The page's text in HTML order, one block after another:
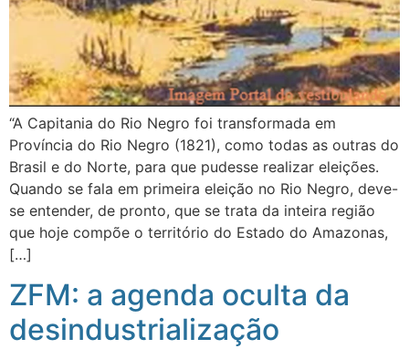
“A Capitania do Rio Negro foi transformada em
Província do Rio Negro (1821), como todas as outras do
Brasil e do Norte, para que pudesse realizar eleições.
Quando se fala em primeira eleição no Rio Negro, deve-
se entender, de pronto, que se trata da inteira região
que hoje compõe o território do Estado do Amazonas,
[…]
ZFM: a agenda oculta da
desindustrialização